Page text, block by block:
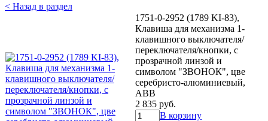
< Назад в раздел
1751-0-2952 (1789 KI-83),
Клавиша для механизма 1-
клавишного выключателя/
переключателя/кнопки, с
прозрачной линзой и
символом "ЗВОНОК", цве
серебристо-алюминиевый,
ABB
2 835 руб.
В корзину